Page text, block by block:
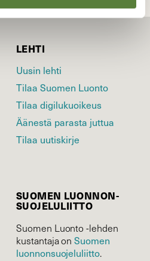
LEHTI
Uusin lehti
Tilaa Suomen Luonto
Tilaa digilukuoikeus
Äänestä parasta juttua
Tilaa uutiskirje
SUOMEN LUONNON­
SUOJELU­LIITTO
Suomen Luonto -lehden
kustantaja onSuomen
luonnonsuojelu­liitto.